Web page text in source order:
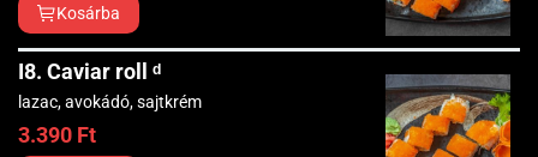
Kosárba
I8. Caviar roll ᵈ
lazac, avokádó, sajtkrém
3.390 Ft